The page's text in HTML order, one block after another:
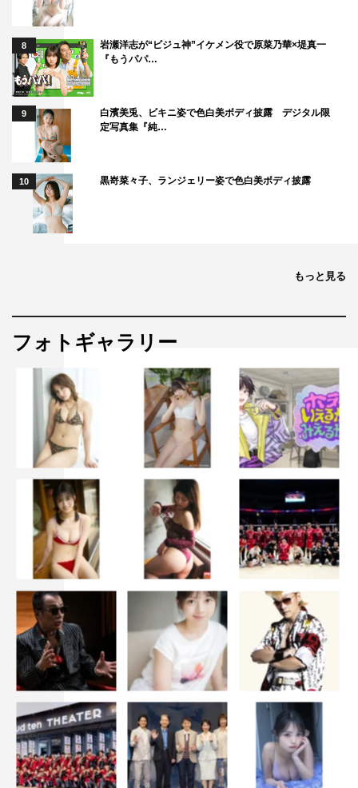
8
岩瀬洋志が“ビジュ神”イケメン役で原菜乃華×堤真一
『もうパパ…
9
白濱美兎、ビキニ姿で色白美ボディ披露 デジタル限
定写真集『純…
10 黒嵜菜々子、ランジェリー姿で色白美ボディ披露
もっと見る
フォトギャラリー